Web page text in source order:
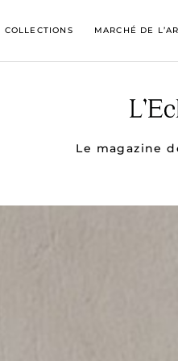
COLLECTIONS MARCHÉ DE
Le magazine